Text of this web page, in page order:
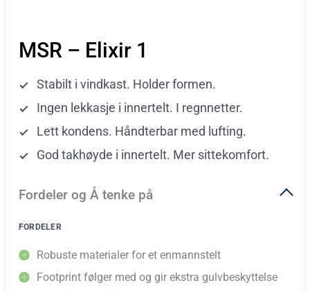
MSR – Elixir 1
Stabilt i vindkast. Holder formen.
Ingen lekkasje i innertelt. I regnnetter.
Lett kondens. Håndterbar med lufting.
God takhøyde i innertelt. Mer sittekomfort.
Fordeler og Å tenke på
FORDELER
Robuste materialer for et enmannstelt
Footprint følger med og gir ekstra gulvbeskyttelse